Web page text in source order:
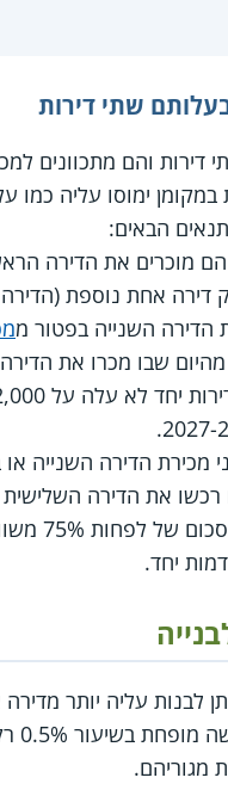
שתי דירות
דירות והם מתכוונים
ימוסו עליה כמו
הבאים:
מוכרים את הדירה
דירה אחת נוספת (הדירה
הדירה השנייה בפטור מ
מכירת הדירה השנייה
את הדירה השלישית
החלופית)
יחד.
לבנות עליה יותר
מגוריהם.